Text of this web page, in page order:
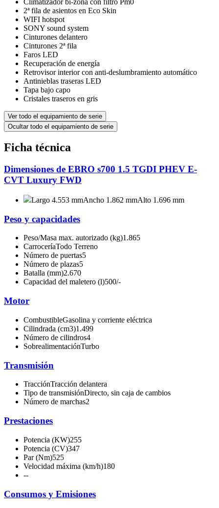
2ª fila de asientos en Eco Skin
WIFI hotspot
SONY sound system
Cinturones delantero
Cinturones 2ª fila
Faros LED
Recuperación de energía
Retrovisor interior con anti-deslumbramiento automático
Antinieblas traseras LED
Tapa bajo capo
Cristales traseros en gris
Ver todo el equipamiento de serie
Ocultar todo el equipamiento de serie
Ficha técnica
Dimensiones de EBRO s700 1.5 TGDI PHEV E-
CVT Luxury FWD
Largo 4.553 mmAncho 1.862 mmAlto 1.696 mm
Peso y capacidades
Peso/Masa max. autorizado (kg)1.865
CarroceríaTodo Terreno
Número de puertas5
Número de plazas5
Batalla (mm)2.670
Capacidad del maletero (l)500/-
Motor
CombustibleGasolina y corriente eléctrica
Cilindrada (cm3)1.499
Número de cilindros4
SobrealimentaciónTurbo
Transmisión
TracciónTracción delantera
Tipo de transmisiónDirecto, sin caja de cambios
Número de marchas2
Prestaciones
Potencia (KW)255
Potencia (CV)347
Par (Nm)525
Velocidad máxima (km/h)180
--
Consumos y Emisiones